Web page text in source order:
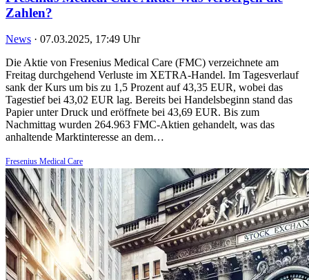
Zahlen?
News · 07.03.2025, 17:49 Uhr
Die Aktie von Fresenius Medical Care (FMC) verzeichnete am
Freitag durchgehend Verluste im XETRA-Handel. Im Tagesverlauf
sank der Kurs um bis zu 1,5 Prozent auf 43,35 EUR, wobei das
Tagestief bei 43,02 EUR lag. Bereits bei Handelsbeginn stand das
Papier unter Druck und eröffnete bei 43,69 EUR. Bis zum
Nachmittag wurden 264.963 FMC-Aktien gehandelt, was das
anhaltende Marktinteresse an dem…
Fresenius Medical Care